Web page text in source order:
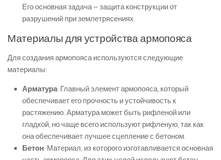
Его основная задача – защита конструкции от
разрушений при землетрясениях.
Материалы для устройства армопояса
Для создания армопояса используются следующие
материалы:
Арматура: Главный элемент армопояса, который
обеспечивает его прочность и устойчивость к
растяжению. Арматура может быть рифленой или
гладкой, но чаще всего используют рифленую, так как
она обеспечивает лучшее сцепление с бетоном.
Бетон: Материал, из которого изготавливается основная